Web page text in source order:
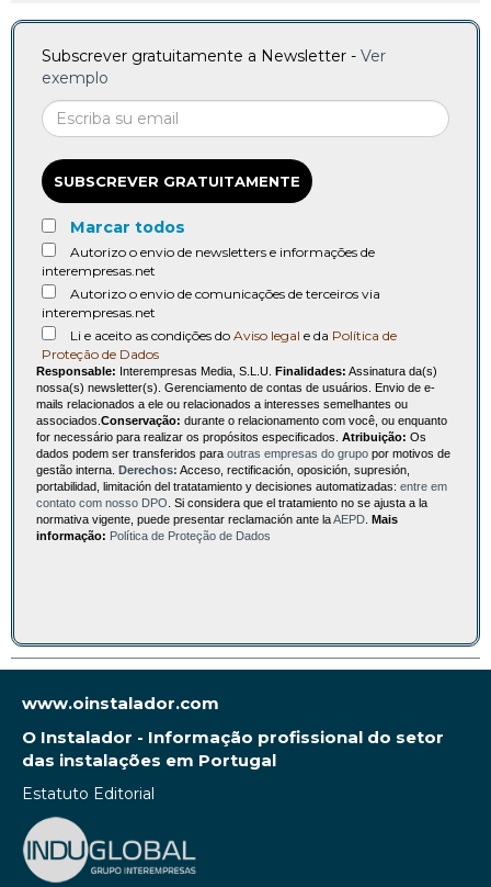
Subscrever gratuitamente a Newsletter - Ver
exemplo
SUBSCREVER GRATUITAMENTE
Marcar todos
Autorizo o envio de newsletters e informações de
interempresas.net
Autorizo o envio de comunicações de terceiros via
interempresas.net
Li e aceito as condições do Aviso legal e da Política de
Proteção de Dados
Responsable: Interempresas Media, S.L.U. Finalidades: Assinatura da(s)
nossa(s) newsletter(s). Gerenciamento de contas de usuários. Envio de e-
mails relacionados a ele ou relacionados a interesses semelhantes ou
associados.Conservação: durante o relacionamento com você, ou enquanto
for necessário para realizar os propósitos especificados. Atribuição: Os
dados podem ser transferidos para outras empresas do grupo por motivos de
gestão interna. Derechos: Acceso, rectificación, oposición, supresión,
portabilidad, limitación del tratatamiento y decisiones automatizadas: entre em
contato com nosso DPO. Si considera que el tratamiento no se ajusta a la
normativa vigente, puede presentar reclamación ante laAEPD. Mais
informação: Política de Proteção de Dados
www.oinstalador.com
O Instalador - Informação profissional do setor
das instalações em Portugal
Estatuto Editorial